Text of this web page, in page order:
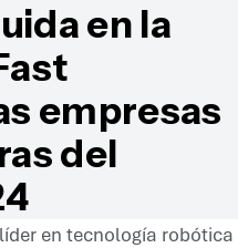
en la
empresas
del
en tecnología robótica